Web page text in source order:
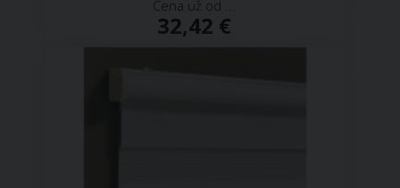
Cena už od ...
32,42 €